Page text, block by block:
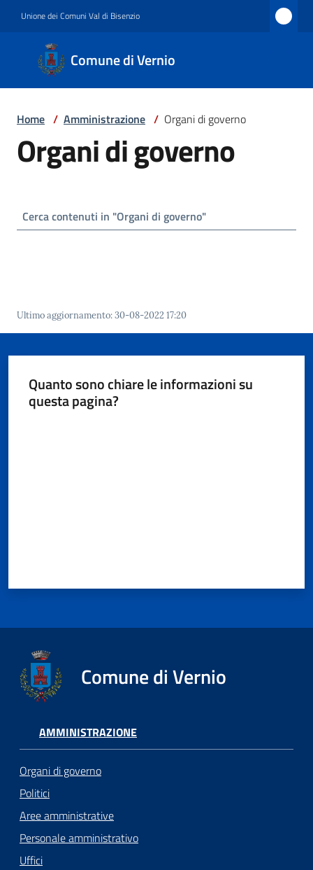
Unione dei Comuni Val di Bisenzio
Comune di Vernio
Comune
di
Vernio
Amministrazione
Documenti
e
dati
Home / Amministrazione / Organi di governo
Organi di governo
Ultimo aggiornamento:30-08-2022 17:20
Quanto sono chiare le informazioni su
questa pagina?
Comune di Vernio
AMMINISTRAZIONE
Organi di governo
Politici
Aree amministrative
Personale amministrativo
Uffici